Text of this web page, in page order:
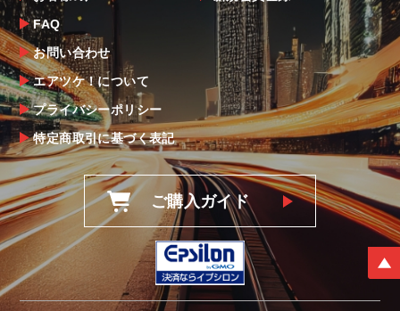
FAQ
お問い合わせ
エアツケ！について
プライバシーポリシー
特定商取引に基づく表記
ご購入ガイド